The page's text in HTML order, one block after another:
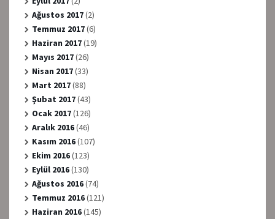
Ağustos 2017(2)
Temmuz 2017(6)
Haziran 2017(19)
Mayıs 2017(26)
Nisan 2017(33)
Mart 2017(88)
Şubat 2017(43)
Ocak 2017(126)
Aralık 2016(46)
Kasım 2016(107)
Ekim 2016(123)
Eylül 2016(130)
Ağustos 2016(74)
Temmuz 2016(121)
Haziran 2016(145)